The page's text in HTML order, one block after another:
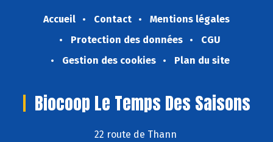
Accueil Contact
Mentions légales
Protection des données
CGU
Gestion des cookies
Plan du site
Biocoop Le Temps Des Saisons
22 route de Thann